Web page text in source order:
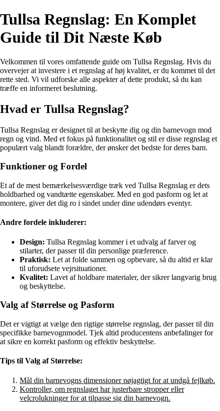
Tullsa Regnslag: En Komplet
Guide til Dit Næste Køb
Velkommen til vores omfattende guide om Tullsa Regnslag. Hvis du
overvejer at investere i et regnslag af høj kvalitet, er du kommet til det
rette sted. Vi vil udforske alle aspekter af dette produkt, så du kan
træffe en informeret beslutning.
Hvad er Tullsa Regnslag?
Tullsa Regnslag er designet til at beskytte dig og din barnevogn mod
regn og vind. Med et fokus på funktionalitet og stil er disse regnslag et
populært valg blandt forældre, der ønsker det bedste for deres barn.
Funktioner og Fordel
Et af de mest bemærkelsesværdige træk ved Tullsa Regnslag er dets
holdbarhed og vandtætte egenskaber. Med en god pasform og let at
montere, giver det dig ro i sindet under dine udendørs eventyr.
Andre fordele inkluderer:
Design: Tullsa Regnslag kommer i et udvalg af farver og
stilarter, der passer til din personlige præference.
Praktisk: Let at folde sammen og opbevare, så du altid er klar
til uforudsete vejrsituationer.
Kvalitet: Lavet af holdbare materialer, der sikrer langvarig brug
og beskyttelse.
Valg af Størrelse og Pasform
Det er vigtigt at vælge den rigtige størrelse regnslag, der passer til din
specifikke barnevognmodel. Tjek altid producentens anbefalinger for
at sikre en korrekt pasform og effektiv beskyttelse.
Tips til Valg af Størrelse:
Mål din barnevogns dimensioner nøjagtigt for at undgå fejlkøb.
Kontroller, om regnslaget har justerbare stropper eller
velcrolukninger for at tilpasse sig din barnevogn.